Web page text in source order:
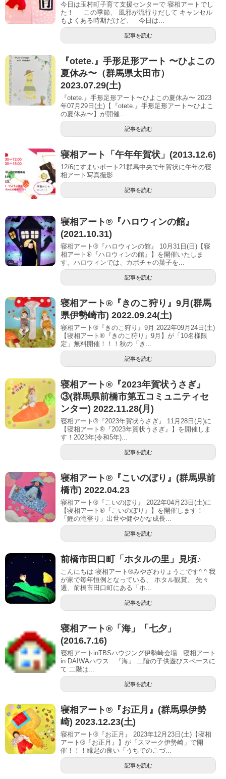
今日は玉村町子育て支援センターで 寝相アートでし
た！ この季節、 風邪が流行りだして キャンセル
もよくある時期だけど、 今日は...
記事を読む
『otete.』手形足形アート 〜ひよこの
夏休み〜（群馬県太田市）
2023.07.29(土)
『otete.』手形足形アート〜ひよこの夏休み〜 2023
年07月29日(土)【『otete.』手形足形アート〜ひよこ
の夏休み〜】が開催...
記事を読む
寝相アート「午年年賀状」(2013.12.6)
12/6にすまいポート21群馬中央で年賀状に午年の寝
相アート写真撮影
記事を読む
寝相アート®︎『ハロウィンの館』
(2021.10.31)
寝相アート®『ハロウィンの館』 10月31日(日)【寝
相アート®︎『ハロウィンの館』】を開催いたしま
す。ハロウィンでは、カボチャの菓子を...
記事を読む
寝相アート®︎『きのこ狩り』9月(群馬
県伊勢崎市) 2022.09.24(土)
寝相アート®『きのこ狩り』9月 2022年09月24日(土)
【寝相アート®︎『きのこ狩り』9月】が「10名様限
定」無料開催！！！秋の「き...
記事を読む
寝相アート®︎『2023年賀状うさぎ』
③(群馬県前橋市第五コミュニティセ
ンター) 2022.11.28(月)
寝相アート®『2023年賀状うさぎ』 11月28日(月)に
【寝相アート®︎『2023年賀状うさぎ』】を開催しま
す！2023年(令和5年)...
記事を読む
寝相アート®︎『こいのぼり』(群馬県前
橋市) 2022.04.23
寝相アート®『こいのぼり』 2022年04月23日(土)に
【寝相アート®︎『こいのぼり』】を開催します！
「鯉の滝登り」出世や健やかな成長...
記事を読む
前橋市田口町「ホタルの里」見頃♪
こんにちは 寝相アート®︎みやざわりょうこです^ ^ 我
が家で毎年恒例となっている、 ホタル観賞。 先々
週、前橋市田口町にある「ホ...
記事を読む
寝相アート®「海」「七夕」
(2016.7.16)
寝相アートinTBSハウジング伊勢崎会場 寝相アート
in DAIWAハウス 『海』 二階の子供遊びスペースに
て 二階は...
記事を読む
寝相アート®︎『お正月』(群馬県伊勢
崎) 2023.12.23(土)
寝相アート®『お正月』 2023年12月23日(土)【寝相
アート®︎『お正月』】が「スマーク伊勢崎」で開
催！！！縁起の良い「うちでのこづ...
記事を読む